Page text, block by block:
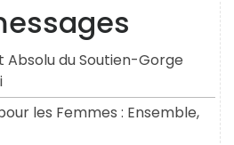
du Soutien-Gorge
les Femmes : Ensemble,